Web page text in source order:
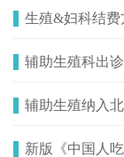
生殖&妇科结费
辅助生殖科出
辅助生殖纳入
新版《中国人